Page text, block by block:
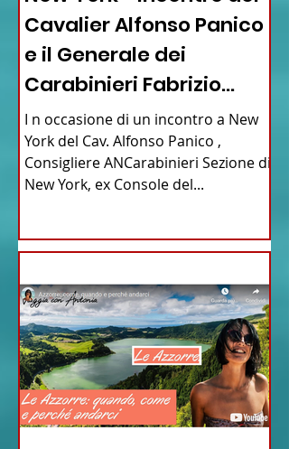
Cavalier Alfonso Panico
e il Generale dei
Carabinieri Fabrizio
Parrulli
I n occasione di un incontro a New
York del Cav. Alfonso Panico ,
Consigliere ANCarabinieri Sezione di
New York, ex Console del...